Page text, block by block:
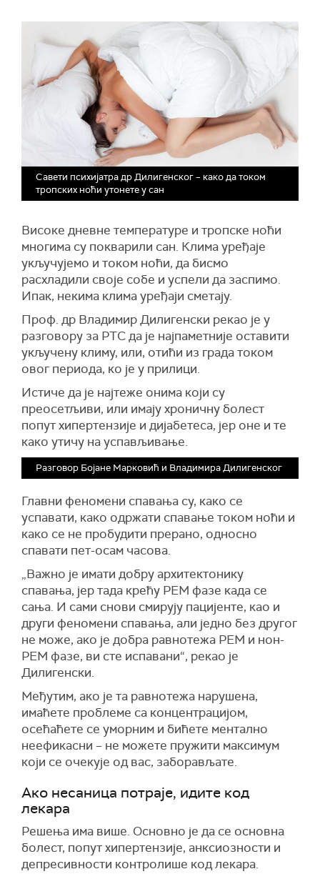
Савети психијатра др Дилигенског – како да током
тропских ноћи утонете у сан
Високе дневне температуре и тропске ноћи
многима су покварили сан. Клима уређаје
укључујемо и током ноћи, да бисмо
расхладили своје собе и успели да заспимо.
Ипак, некима клима уређаји сметају.
Проф. др Владимир Дилигенски рекао је у
разговору за РТС да је најпаметније оставити
укључену климу, или, отићи из града током
овог периода, ко је у прилици.
Истиче да је најтеже онима који су
преосетљиви, или имају хроничну болест
попут хипертензије и дијабетеса, јер оне и те
како утичу на успављивање.
Разговор Бојане Марковић и Владимира Дилигенског
Главни феномени спавања су, како се
успавати, како одржати спавање током ноћи и
како се не пробудити прерано, односно
спавати пет-осам часова.
„Важно је имати добру архитектонику
спавања, јер тада крећу РЕМ фазе када се
сања. И сами снови смирују пацијенте, као и
други феномени спавања, али једно без другог
не може, ако је добра равнотежа РЕМ и нон-
РЕМ фазе, ви сте испавани“, рекао је
Дилигенски.
Међутим, ако је та равнотежа нарушена,
имаћете проблеме са концентрацијом,
осећаћете се уморним и бићете ментално
неефикасни – не можете пружити максимум
који се очекује од вас, заборављате.
Ако несаница потраје, идите код
лекара
Решења има више. Основно је да се основна
болест, попут хипертензије, анксиозности и
депресивности контролише код лекара.